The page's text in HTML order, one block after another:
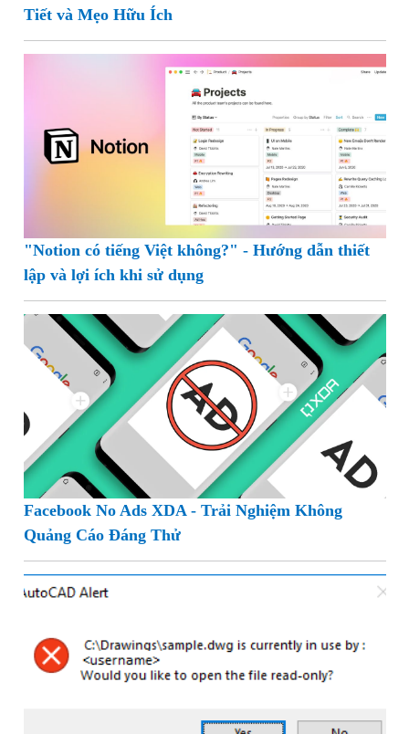
Tiết và Mẹo Hữu Ích
"Notion có tiếng Việt không?" - Hướng dẫn thiết
lập và lợi ích khi sử dụng
Facebook No Ads XDA - Trải Nghiệm Không
Quảng Cáo Đáng Thử